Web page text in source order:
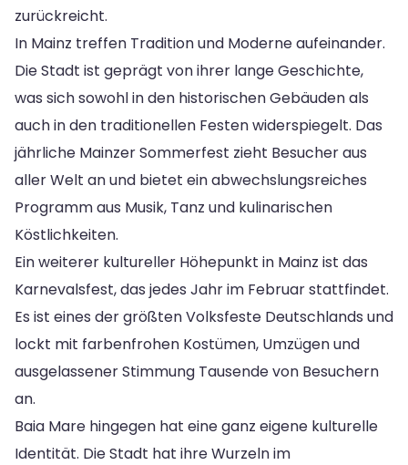
zurückreicht.
In Mainz treffen Tradition und Moderne aufeinander.
Die Stadt ist geprägt von ihrer lange Geschichte,
was sich sowohl in den historischen Gebäuden als
auch in den traditionellen Festen widerspiegelt. Das
jährliche Mainzer Sommerfest zieht Besucher aus
aller Welt an und bietet ein abwechslungsreiches
Programm aus Musik, Tanz und kulinarischen
Köstlichkeiten.
Ein weiterer kultureller Höhepunkt in Mainz ist das
Karnevalsfest, das jedes Jahr im Februar stattfindet.
Es ist eines der größten Volksfeste Deutschlands und
lockt mit farbenfrohen Kostümen, Umzügen und
ausgelassener Stimmung Tausende von Besuchern
an.
Baia Mare hingegen hat eine ganz eigene kulturelle
Identität. Die Stadt hat ihre Wurzeln im